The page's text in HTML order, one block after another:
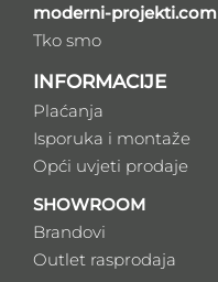
moderni-projekti.com
Tko smo
INFORMACIJE
Plaćanja
Isporuka i montaže
Opći uvjeti prodaje
SHOWROOM
Brandovi
Outlet rasprodaja